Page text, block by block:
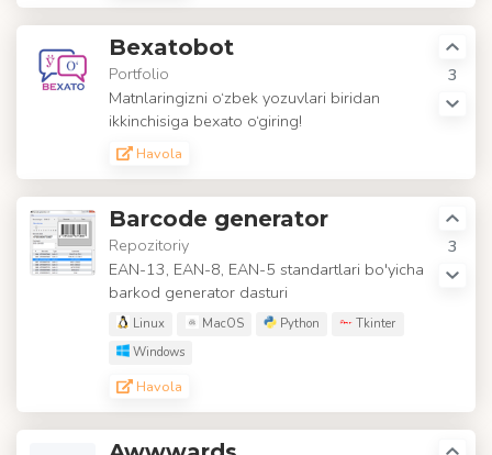
3
Bexatobot
Portfolio
Matnlaringizni o‘zbek yozuvlari biridan
ikkinchisiga bexato o‘giring!
Havola
3
Barcode generator
Repozitoriy
EAN-13, EAN-8, EAN-5 standartlari bo'yicha
barkod generator dasturi
Linux MacOS Python
Tkinter
Windows
Havola